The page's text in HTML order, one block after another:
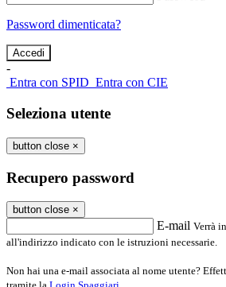
Password dimenticata?
-
Entra con SPID Entra con CIE
Seleziona utente
button close ×
Recupero password
button close ×
E-mail Verrà
all'indirizzo indicato con le istruzioni necessarie.
Non hai una e-mail associata al nome utente?